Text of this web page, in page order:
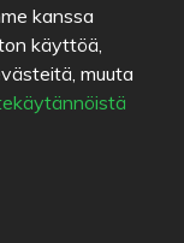
kanssa
käyttöä,
muuta